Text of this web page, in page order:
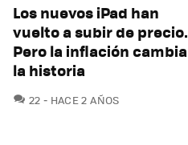
Los nuevos iPad han
vuelto a subir de precio.
Pero la inflación cambia
la historia
22 COMENTARIOS
HACE 2 AÑOS